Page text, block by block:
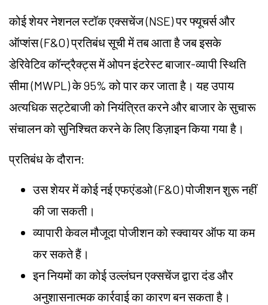
कोई शेयर नेशनल स्टॉक एक्सचेंज (NSE) पर फ्यूचर्स और
ऑप्शंस (F&O) प्रतिबंध सूची में तब आता है जब इसके
डेरिवेटिव कॉन्ट्रैक्ट्स में ओपन इंटरेस्ट बाजार-व्यापी स्थिति
सीमा (MWPL) के 95% को पार कर जाता है। यह उपाय
अत्यधिक सट्टेबाजी को नियंत्रित करने और बाजार के सुचारू
संचालन को सुनिश्चित करने के लिए डिज़ाइन किया गया है।
प्रतिबंध के दौरान:
उस शेयर में कोई नई एफएंडओ (F&O) पोजीशन शुरू नहीं
की जा सकती।
व्यापारी केवल मौजूदा पोजीशन को स्क्वायर ऑफ या कम
कर सकते हैं।
इन नियमों का कोई उल्लंघन एक्सचेंज द्वारा दंड और
अनुशासनात्मक कार्रवाई का कारण बन सकता है।